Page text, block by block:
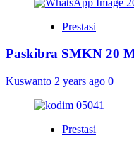
Prestasi
Paskibra SMKN 20
Kuswanto 2 years ago 0
Prestasi